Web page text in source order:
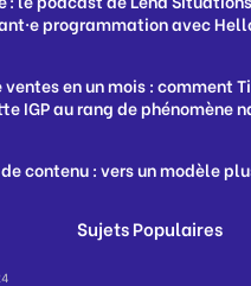
programmation avec
ventes en un mois : comment
IGP au rang de phénomène
contenu : vers un modèle
Sujets Populaires